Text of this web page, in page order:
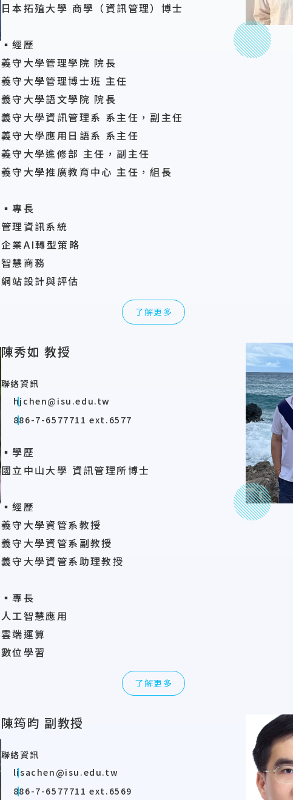
日本拓殖大學 商學（資訊管理）博士
▪經歷
義守大學管理學院 院長
義守大學管理博士班 主任
義守大學語文學院 院長
義守大學資訊管理系 系主任，副主任
義守大學應用日語系 系主任
義守大學進修部 主任，副主任
義守大學推廣教育中心 主任，組長
▪專長
管理資訊系統
企業AI轉型策略
智慧商務
網站設計與評估
了解更多
陳秀如 教授
聯絡資訊
hjchen@isu.edu.tw
886-7-6577711 ext.6577
▪學歷
國立中山大學 資訊管理所博士
▪經歷
義守大學資管系教授
義守大學資管系副教授
義守大學資管系助理教授
▪專長
人工智慧應用
雲端運算
數位學習
了解更多
陳筠昀 副教授
聯絡資訊
lisachen@isu.edu.tw
886-7-6577711 ext.6569